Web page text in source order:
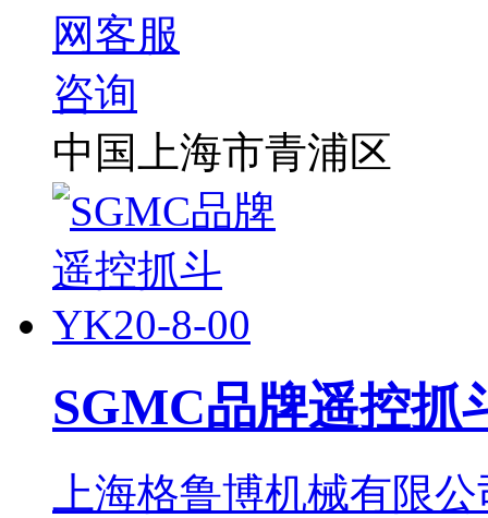
中国上海市青浦区
SGMC品牌遥控抓
上海格鲁博机械有限